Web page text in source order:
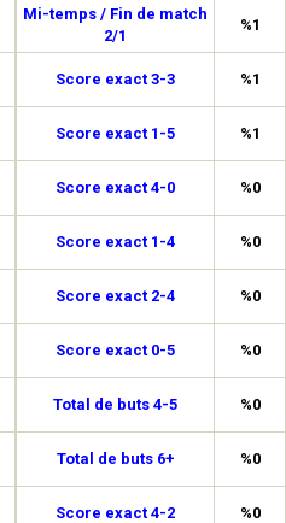
Mi-temps / Fin de match
2/1
%1
Score exact 3-3 %1
Score exact 1-5 %1
Score exact 4-0 %0
Score exact 1-4 %0
Score exact 2-4 %0
Score exact 0-5 %0
Total de buts 4-5 %0
Total de buts 6+ %0
Score exact 4-2 %0